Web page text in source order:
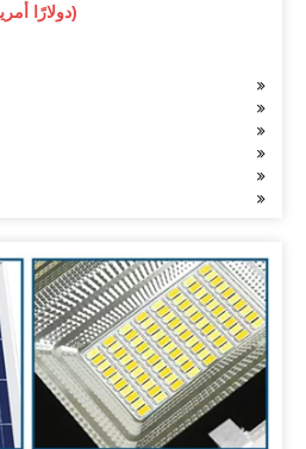
35-37.1 دولارًا أمريكيًا / قطعة (سعر فوب)